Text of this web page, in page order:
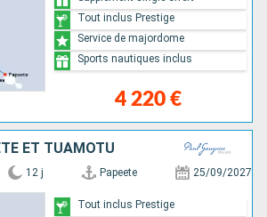
4 220 €
Tout inclus Prestige
Service de majordome
Sports nautiques inclus
ET TUAMOTU
12 j Papeete 25/09/2027
Tout inclus Prestige